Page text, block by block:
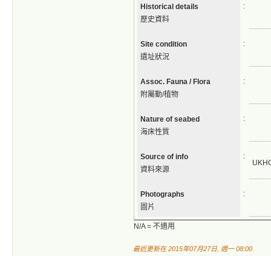
Historical details
歷史資料
:
Site condition
遺址狀況
:
Assoc. Fauna / Flora
附屬動/植物
:
Nature of seabed
海床性質
:
Source of info
資料來源
:
Photographs
圖片
:
N/A = 不適用
最近更新在 2015年07月27日, 週一 08:00